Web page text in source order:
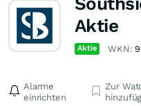
Aktie
Aktie WKN:
Alarme
einrichten
Zur